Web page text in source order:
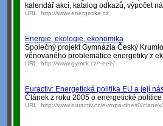
kalendář akcí, katalog odkazů, výpočet
URL: http://www.energetika.cz
Energie, ekologie, ekonomika
Společný projekt Gymnázia Český
věnovaného problematice energetiky z
URL: http://www.gymck.cz/~eee/
Euractiv: Energetická politika EU a její
Článek z roku 2005 o energetické
URL: http://www.euractiv.cz/evropa-dnes0/clanek/